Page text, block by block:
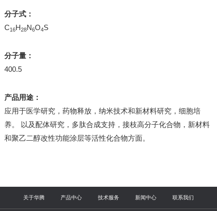
分子式：
C16H28N6O4S
分子量：
400.5
产品用途：
应用于医学研究，药物释放，纳米技术和新材料研究，细胞培
养。 以及配体研究，多肽合成支持，接枝高分子化合物，新材料
和聚乙二醇改性功能涂层等活性化合物方面。
关于华腾 产品中心 技术服务 新闻中心 联系我们